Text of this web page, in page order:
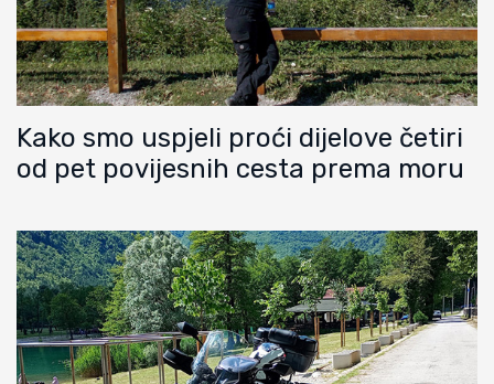
Kako smo uspjeli proći dijelove četiri
od pet povijesnih cesta prema moru